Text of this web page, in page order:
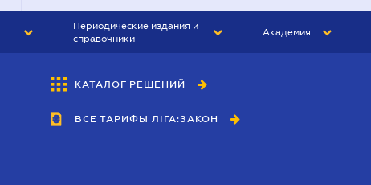
Периодические издания и
справочники
БУХГАЛТЕР&ЗАКОН
ВЕСТНИК МСФО
Академия
КАТАЛОГ РЕШЕНИЙ
ВСЕ ТАРИФЫ ЛІГА:ЗАКОН